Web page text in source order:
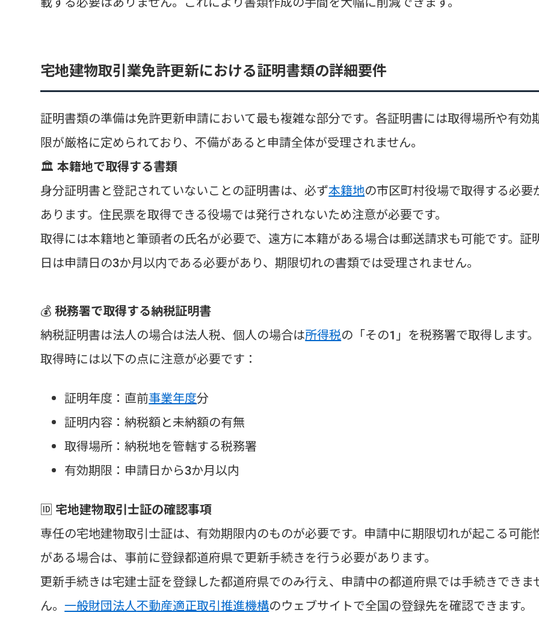
宅地建物取引業免許更新における証明書類の詳細要件
証明書類の準備は免許更新申請において最も複雑な部分です。各証明書には取得場所や有効
限が厳格に定められており、不備があると申請全体が受理されません。
🏛️本籍地で取得する書類
身分証明書と登記されていないことの証明書は、必ず本籍地の市区町村役場で取得する必要
あります。住民票を取得できる役場では発行されないため注意が必要です。
取得には本籍地と筆頭者の氏名が必要で、遠方に本籍がある場合は郵送請求も可能です。証
日は申請日の3か月以内である必要があり、期限切れの書類では受理されません。
💰税務署で取得する納税証明書
納税証明書は法人の場合は法人税、個人の場合は所得税の「その1」を税務署で取得します。
取得時には以下の点に注意が必要です：
証明年度：直前事業年度分
証明内容：納税額と未納額の有無
取得場所：納税地を管轄する税務署
有効期限：申請日から3か月以内
🆔 宅地建物取引士証の確認事項
専任の宅地建物取引士証は、有効期限内のものが必要です。申請中に期限切れが起こる可能
がある場合は、事前に登録都道府県で更新手続きを行う必要があります。
更新手続きは宅建士証を登録した都道府県でのみ行え、申請中の都道府県では手続きできま
ん。一般財団法人不動産適正取引推進機構のウェブサイトで全国の登録先を確認できます。